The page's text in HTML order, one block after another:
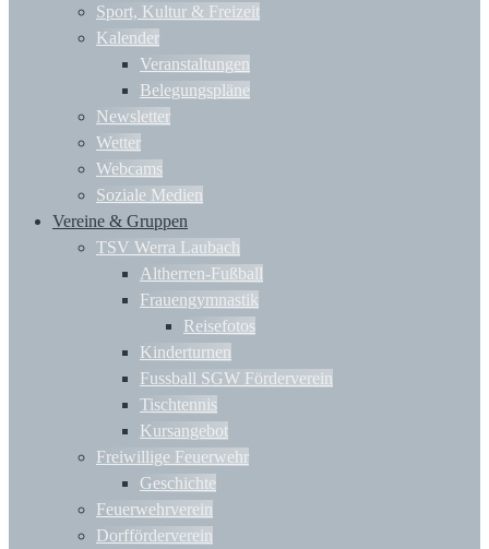
Sport, Kultur & Freizeit
Kalender
Veranstaltungen
Belegungspläne
Newsletter
Wetter
Webcams
Soziale Medien
Vereine & Gruppen
TSV Werra Laubach
Altherren-Fußball
Frauengymnastik
Reisefotos
Kinderturnen
Fussball SGW Förderverein
Tischtennis
Kursangebot
Freiwillige Feuerwehr
Geschichte
Feuerwehrverein
Dorfförderverein